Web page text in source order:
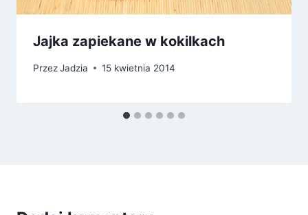
Jajka zapiekane w kokilkach
PrzezJadzia 15 kwietnia 2014